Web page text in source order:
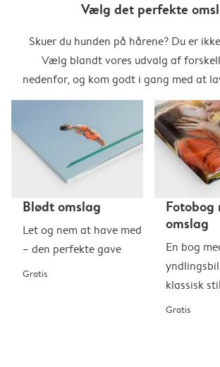
Vælg det perfekte
Skuer du hunden på hårene? Du er
Vælg blandt vores udvalg af
nedenfor, og kom godt i gang med at
Blødt omslag
Let og nem at have med
– den perfekte gave
Gratis
Fotobog
omslag
En bog
klassisk stil
Gratis